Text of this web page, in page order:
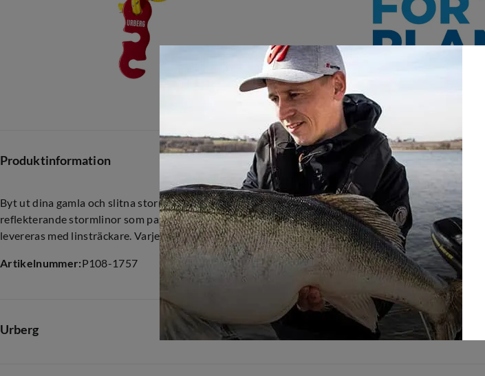
Produktinformation
Byt ut dina gamla och slitna stormlinor mot Guyline Set 4 pieces från Urberg. Detta är fyra stycken
reflekterande stormlinor som passar både till tält och tarp. Linorna är flätade i 3 mm polypropen och
levereras med linsträckare. Varje lina är 3 meter lång.
Artikelnummer:P108-1757
Urberg